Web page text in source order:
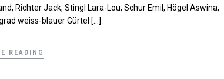
Richter Jack, Stingl Lara-Lou, Schur Emil, Högel Aswina,
weiss-blauer Gürtel […]
READING